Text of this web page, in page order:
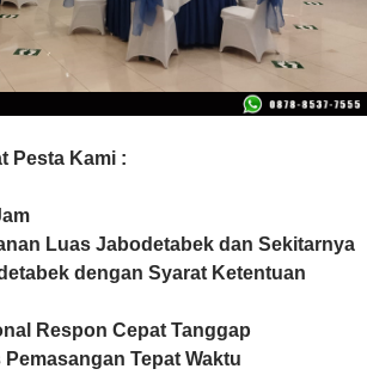
Pesta Kami :
Luas Jabodetabek dan Sekitarnya
dengan Syarat Ketentuan
Respon Cepat Tanggap
Tepat Waktu